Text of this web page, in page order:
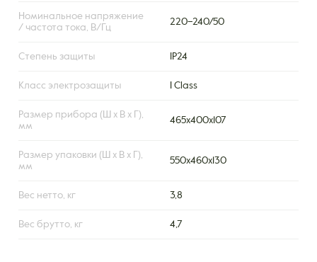
Номинальное напряжение
/ частота тока, В/Гц
220–240/50
Степень защиты IP24
Класс электрозащиты I Class
Размер прибора (Ш х В х Г),
мм
465х400х107
Размер упаковки (Ш х В х Г),
мм
550х460х130
Вес нетто, кг 3,8
Вес брутто, кг 4,7